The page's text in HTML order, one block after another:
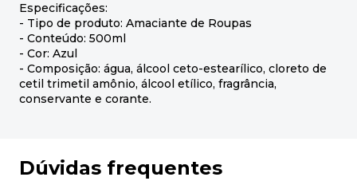
Especificações:
- Tipo de produto: Amaciante de Roupas
- Conteúdo: 500ml
- Cor: Azul
- Composição: água, álcool ceto-estearílico, cloreto de
cetil trimetil amônio, álcool etílico, fragrância,
conservante e corante.
Dúvidas frequentes